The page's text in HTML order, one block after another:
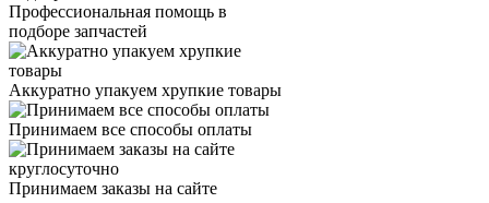
Профессиональная помощь в
подборе запчастей
Аккуратно упакуем хрупкие товары
Принимаем все способы оплаты
Принимаем заказы на сайте